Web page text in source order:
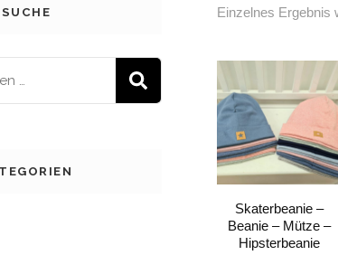
Einzelnes Ergebnis
Skaterbeanie –
Beanie – Mütze –
Hipsterbeanie
SUCHE